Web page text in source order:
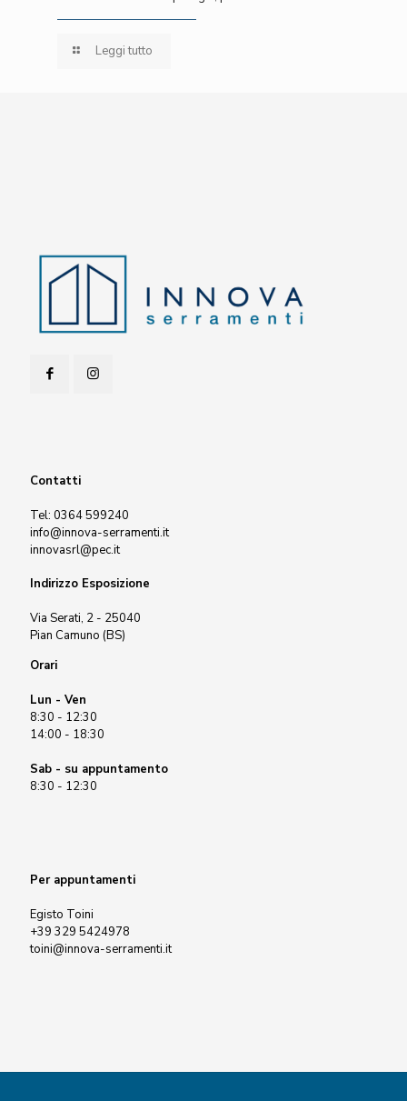
Leggi tutto
Contatti
Tel: 0364 599240
info@innova-serramenti.it
innovasrl@pec.it
Indirizzo Esposizione
Via Serati, 2 - 25040
Pian Camuno (BS)
Orari
Lun - Ven
8:30 - 12:30
14:00 - 18:30
Sab - su appuntamento
8:30 - 12:30
Per appuntamenti
Egisto Toini
+39 329 5424978
toini@innova-serramenti.it